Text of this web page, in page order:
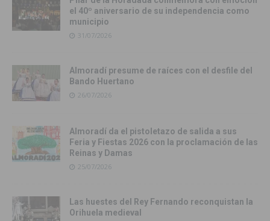
el 40º aniversario de su independencia como
municipio
31/07/2026
Almoradí presume de raíces con el desfile del
Bando Huertano
26/07/2026
Almoradí da el pistoletazo de salida a sus
Feria y Fiestas 2026 con la proclamación de las
Reinas y Damas
25/07/2026
Las huestes del Rey Fernando reconquistan la
Orihuela medieval